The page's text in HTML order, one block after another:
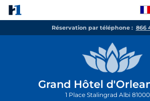
Réservation par téléphone : 866
Grand Hôtel
1 Place Stalingrad Albi 81000